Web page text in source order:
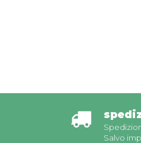
Salvo